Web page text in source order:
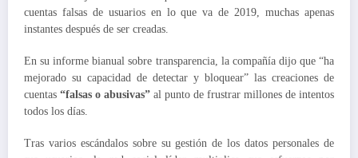
cuentas falsas de usuarios en lo que va de 2019, muchas apenas
instantes después de ser creadas.
En su informe bianual sobre transparencia, la compañía dijo que “ha
mejorado su capacidad de detectar y bloquear” las creaciones de
cuentas “falsas o abusivas” al punto de frustrar millones de intentos
todos los días.
Tras varios escándalos sobre su gestión de los datos personales de